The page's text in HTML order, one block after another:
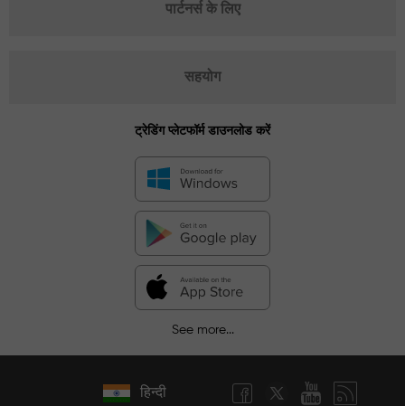
पार्टनर्स के लिए
सहयोग
ट्रेडिंग प्लेटफॉर्म डाउनलोड करें
See more...
हिन्दी